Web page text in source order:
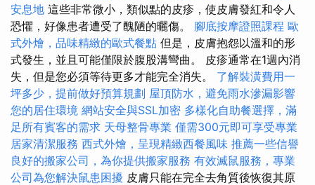
安息地 這些非常微小，類似點的皮疹，使皮膚發紅和令人
恐懼，好像患者遭受了醜陋的曬傷。 腳底按摩證照課程 歐
式外燴，品味精緻的歐式餐點 但是，皮膚抱怨以溫和的形
式發生，並且可能僅限於腹股溝彎曲。 皮疹通常在1週內消
失，但是您必須等待更多才能完全消失。 了解裝潢費用一
坪多少，提前做好預算規劃 屋頂防水，避免雨水滲漏影響
您的居住環境 網站安全與SSL加密 多樣化自助餐選擇，滿
足所有賓客的需求 天母整骨專業 僅需300元即可享受專業
居家清潔服務 西式外燴，呈現精緻西餐風味 推薦一些信譽
良好的搬家公司，為你提供搬家服務 有效滅鼠服務，專業
公司為您解決鼠患困擾 皮膚只能在完全去角質後恢復其原